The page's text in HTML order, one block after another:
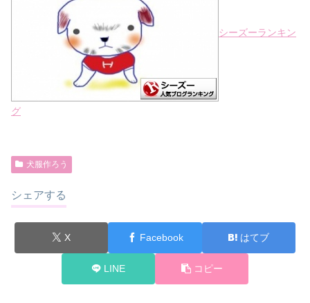
シーズーランキン
グ
犬服作ろう
シェアする
X Facebook はてブ
LINE コピー